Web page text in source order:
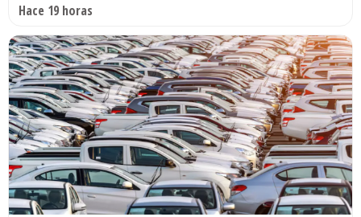
Hace 19 horas